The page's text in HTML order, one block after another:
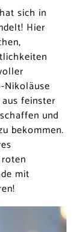
sich in
Hier
Nikoläuse
feinster
und
bekommen.
mit